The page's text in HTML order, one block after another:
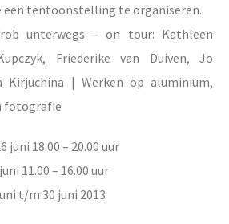
een tentoonstelling te organiseren.
unterwegs – on tour: Kathleen
Friederike van Duiven, Jo
Kirjuchina | Werken op aluminium,
fotografie
juni 18.00 – 20.00 uur
11.00 – 16.00 uur
t/m 30 juni 2013